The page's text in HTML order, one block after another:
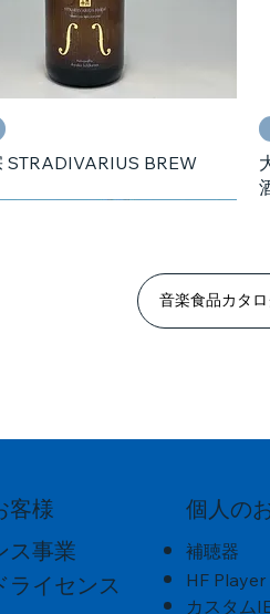
STRADIVARIUS BREW
乃響 2025 音楽振動熟成
音"
大問題
音楽食品カタ
客様
ス事業
ライセンス
個人の
補聴器
HF Player
カスタム